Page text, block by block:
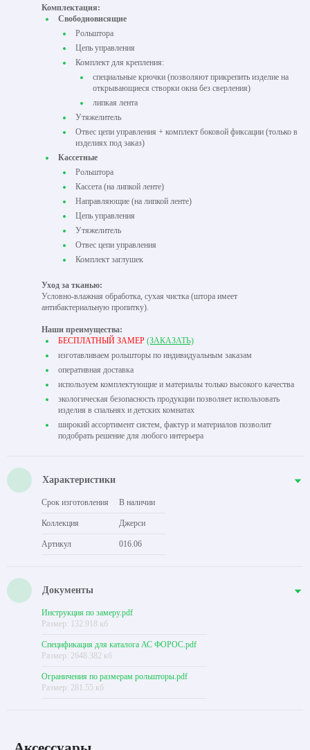
Комплектация:
Свободновисящие
Рольштора
Цепь управления
Комплект для крепления:
специальные крючки (позволяют прикрепить изделие на
открывающиеся створки окна без сверления)
липкая лента
Утяжелитель
Отвес цепи управления + комплект боковой фиксации (только в
изделиях под заказ)
Кассетные
Рольштора
Кассета (на липкой ленте)
Направляющие (на липкой ленте)
Цепь управления
Утяжелитель
Отвес цепи управления
Комплект заглушек
Уход за тканью:
Условно-влажная обработка, сухая чистка (штора имеет
антибактериальную пропитку).
Наши преимущества:
БЕСПЛАТНЫЙ ЗАМЕР (ЗАКАЗАТЬ)
изготавливаем рольшторы по индивидуальным заказам
оперативная доставка
используем комплектующие и материалы только высокого качества
экологическая безопасность продукции позволяет использовать
изделия в спальнях и детских комнатах
широкий ассортимент систем, фактур и материалов позволит
подобрать решение для любого интерьера
Характеристики
Срок изготовления В наличии
Коллекция Джерси
Артикул 016.06
Документы
Инструкция по замеру.pdf
Размер: 132.918 кб
Спецификация для каталога АС ФОРОС.pdf
Размер: 2648.382 кб
Ограничения по размерам рольшторы.pdf
Размер: 281.55 кб